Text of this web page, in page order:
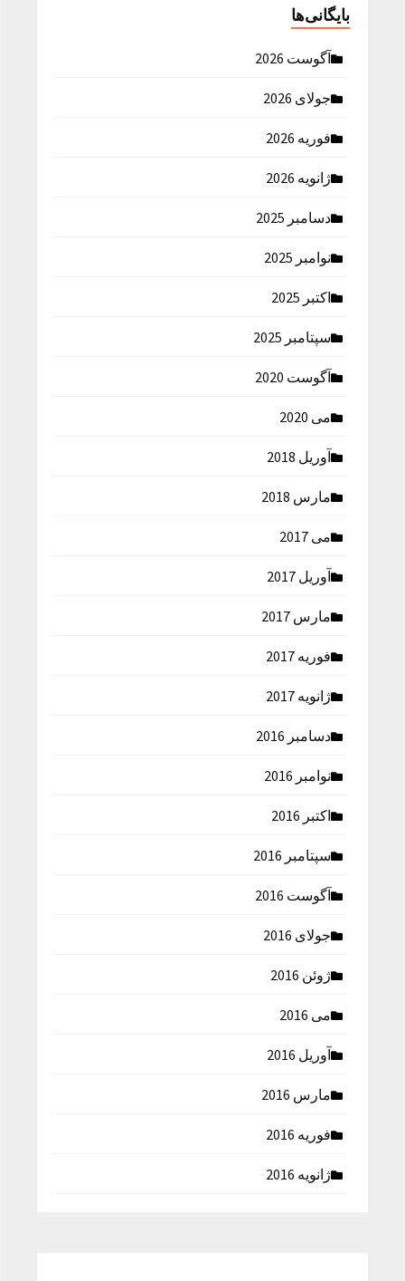
بایگانی‌ها
آگوست 2026
جولای 2026
فوریه 2026
ژانویه 2026
دسامبر 2025
نوامبر 2025
اکتبر 2025
سپتامبر 2025
آگوست 2020
می 2020
آوریل 2018
مارس 2018
می 2017
آوریل 2017
مارس 2017
فوریه 2017
ژانویه 2017
دسامبر 2016
نوامبر 2016
اکتبر 2016
سپتامبر 2016
آگوست 2016
جولای 2016
ژوئن 2016
می 2016
آوریل 2016
مارس 2016
فوریه 2016
ژانویه 2016